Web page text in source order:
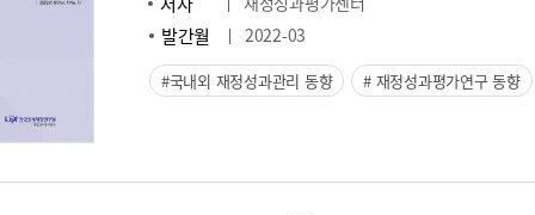
발간월 2022-03
국내외 재정성과관리 동향 재정성과평가연구 동향